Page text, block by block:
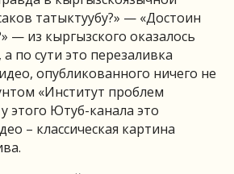
татыктуубу?» — «Достоин
— из кыргызского оказалось
по сути это перезаливка
опубликованного ничего не
«Институт проблем
этого Ютуб-канала это
– классическая картина